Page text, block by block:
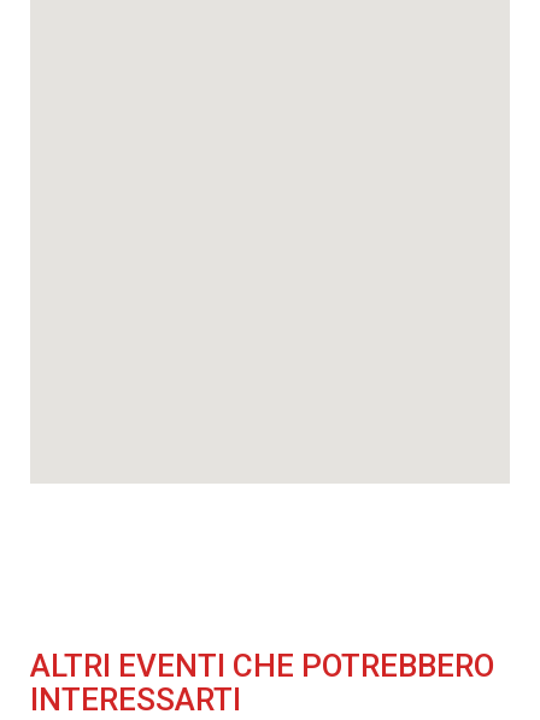
ALTRI EVENTI CHE POTREBBERO
INTERESSARTI